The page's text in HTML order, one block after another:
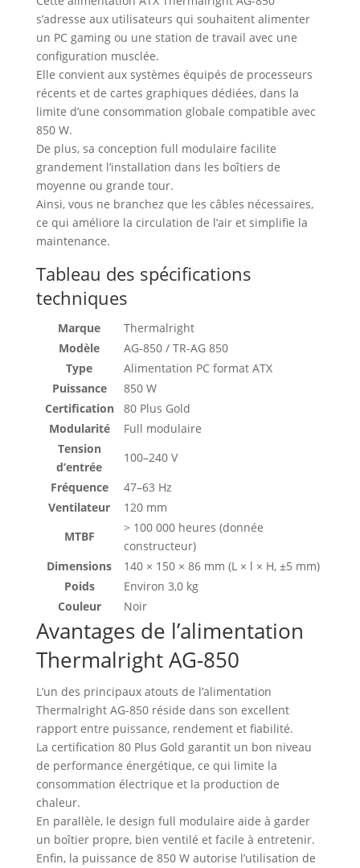
s’adresse aux utilisateurs qui souhaitent alimenter
un PC gaming ou une station de travail avec une
configuration musclée.
Elle convient aux systèmes équipés de processeurs
récents et de cartes graphiques dédiées, dans la
limite d’une consommation globale compatible avec
850 W.
De plus, sa conception full modulaire facilite
grandement l’installation dans les boîtiers de
moyenne ou grande tour.
Ainsi, vous ne branchez que les câbles nécessaires,
ce qui améliore la circulation de l’air et simplifie la
maintenance.
Tableau des spécifications
techniques
Marque
Thermalright
Modèle
AG-850 / TR-AG 850
Type
Alimentation PC format ATX
Puissance
850 W
Certification
80 Plus Gold
Modularité
Full modulaire
Tension
d’entrée
100–240 V
Fréquence
47–63 Hz
Ventilateur
120 mm
MTBF
> 100 000 heures (donnée
constructeur)
Dimensions
140 × 150 × 86 mm (L × l × H, ±5 mm)
Poids
Environ 3,0 kg
Couleur
Noir
Avantages de l’alimentation
Thermalright AG-850
L’un des principaux atouts de l’alimentation
Thermalright AG-850 réside dans son excellent
rapport entre puissance, rendement et fiabilité.
La certification 80 Plus Gold garantit un bon niveau
de performance énergétique, ce qui limite la
consommation électrique et la production de
chaleur.
En parallèle, le design full modulaire aide à garder
un boîtier propre, bien ventilé et facile à entretenir.
Enfin, la puissance de 850 W autorise l’utilisation de